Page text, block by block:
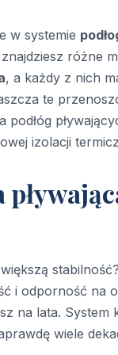
w systemie
różne
, a każdy z nich
te
izolacji
i odporność na
na lata. System
wiele